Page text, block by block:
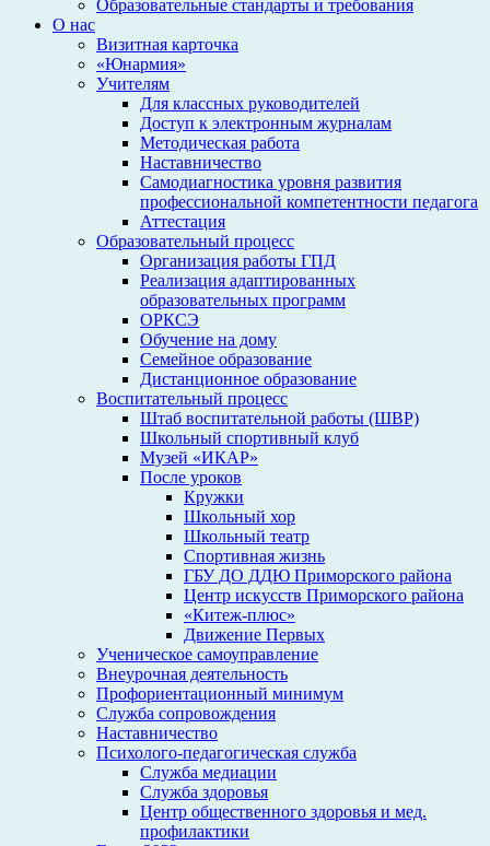
Образовательные стандарты и требования
О нас
Визитная карточка
«Юнармия»
Учителям
Для классных руководителей
Доступ к электронным журналам
Методическая работа
Наставничество
Самодиагностика уровня развития
профессиональной компетентности педагога
Аттестация
Образовательный процесс
Организация работы ГПД
Реализация адаптированных
образовательных программ
ОРКСЭ
Обучение на дому
Семейное образование
Дистанционное образование
Воспитательный процесс
Штаб воспитательной работы (ШВР)
Школьный спортивный клуб
Музей «ИКАР»
После уроков
Кружки
Школьный хор
Школьный театр
Спортивная жизнь
ГБУ ДО ДДЮ Приморского района
Центр искусств Приморского района
«Китеж-плюс»
Движение Первых
Ученическое самоуправление
Внеурочная деятельность
Профориентационный минимум
Служба сопровождения
Наставничество
Психолого-педагогическая служба
Служба медиации
Служба здоровья
Центр общественного здоровья и мед.
профилактики